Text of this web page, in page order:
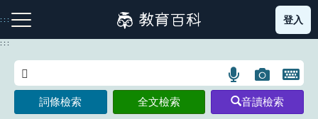
到
主
:::
注音索引圖示 筆畫索引圖示 部首索引表圖示
登入
:::
語
言
搜
圖
片
搜
開
鍵
詞條檢索 全文檢索 音讀檢索